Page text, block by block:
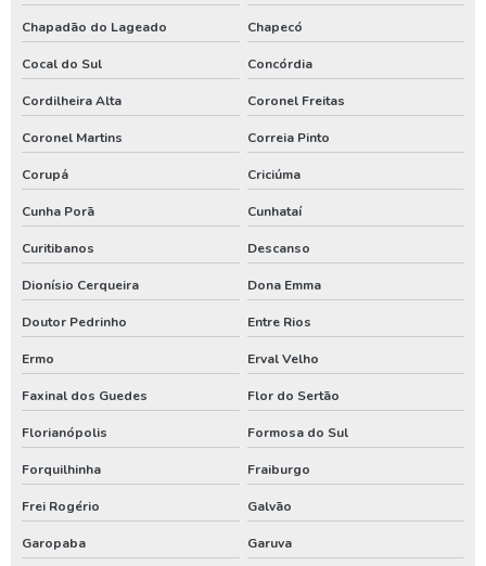
Compressor locação
Gerador de energia a diesel aluguel
Gerador de energia a diesel locação
Gerador de energia aluguel
Gerador de energia aluguel preço
Gerador de energia locação
Locação de compressor de ar
Locação de compressor de ar a diesel
Locação de compressor de ar comprimido
Locação de gerador
Locação de gerador de energia
Locação de gerador preço
Locação de gerador valor
Chapadão do Lageado Chapecó
Cocal do Sul Concórdia
Cordilheira Alta Coronel Freitas
Coronel Martins Correia Pinto
Corupá Criciúma
Cunha Porã Cunhataí
Curitibanos Descanso
Dionísio Cerqueira Dona Emma
Doutor Pedrinho Entre Rios
Ermo Erval Velho
Faxinal dos Guedes Flor do Sertão
Florianópolis Formosa do Sul
Forquilhinha Fraiburgo
Frei Rogério Galvão
Garopaba Garuva